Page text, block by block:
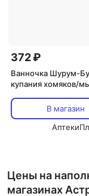
372 ₽
Ванночка Шурум-
купания хомяков/
В магазин
Цены на
магазинах